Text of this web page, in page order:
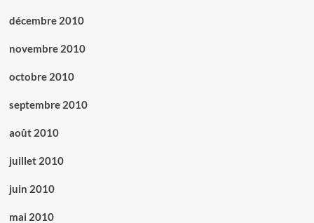
décembre 2010
novembre 2010
octobre 2010
septembre 2010
août 2010
juillet 2010
juin 2010
mai 2010